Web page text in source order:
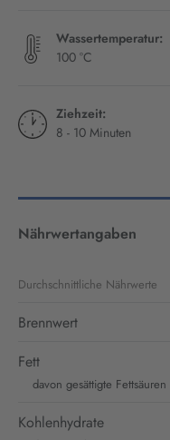
Wassertemperatur:
100 °C
Ziehzeit:
8 - 10 Minuten
Nährwertangaben
Durchschnittliche Nährwerte
Brennwert
Fett
davon gesättigte Fettsäuren
Kohlenhydrate